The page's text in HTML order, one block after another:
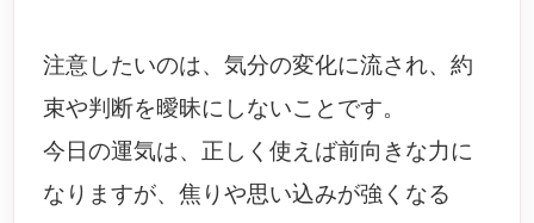
注意したいのは、気分の変化に流され、約
束や判断を曖昧にしないことです。
今日の運気は、正しく使えば前向きな力に
なりますが、焦りや思い込みが強くなる